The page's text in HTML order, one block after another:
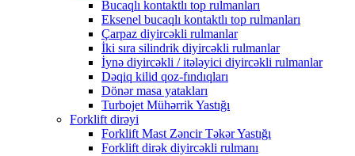
Bucaqlı kontaktlı top rulmanları
Eksenel bucaqlı kontaktlı top rulmanları
Çarpaz diyircəkli rulmanlar
İki sıra silindrik diyircəkli rulmanlar
İynə diyircəkli / itələyici diyircəkli rulmanlar
Dəqiq kilid qoz-fındıqları
Dönər masa yatakları
Turbojet Mühərrik Yastığı
Forklift dirəyi
Forklift Mast Zəncir Təkər Yastığı
Forklift dirək diyircəkli rulmanı